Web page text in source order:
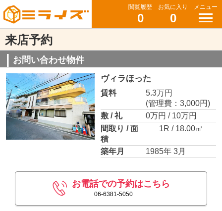
閲覧履歴
0
お気に入り
0
メニュー
来店予約
お問い合わせ物件
ヴィラほった
賃料
5.3万円
(管理費：3,000円)
敷 / 礼
0万円 / 10万円
間取り / 面
積
1R / 18.00㎡
築年月 1985年 3月
お電話での予約はこちら
06-6381-5050